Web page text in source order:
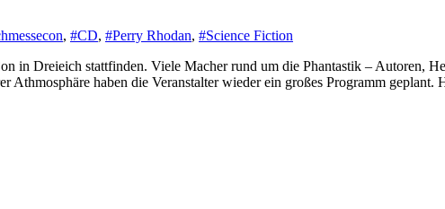
, #CD, #Perry Rhodan, #Science Fiction
haben die Veranstalter wieder ein großes Programm